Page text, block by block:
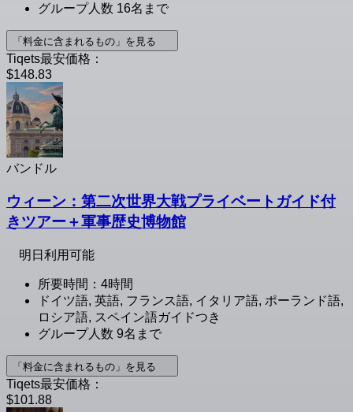
グループ人数 16名まで
「料金に含まれるもの」を見る
Tiqets最安価格：
$148.83
バンドル
ウィーン：第二次世界大戦プライベートガイド付
きツアー＋軍事歴史博物館
明日利用可能
所要時間：4時間
ドイツ語, 英語, フランス語, イタリア語, ポーランド語,
ロシア語, スペイン語ガイドつき
グループ人数 9名まで
「料金に含まれるもの」を見る
Tiqets最安価格：
$101.88